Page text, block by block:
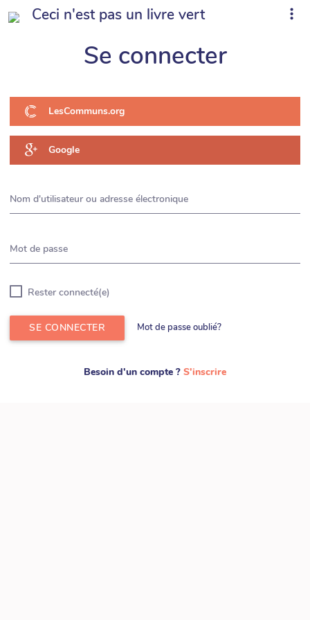
Ceci n'est pas un livre vert
Se connecter
LesCommuns.org
Google
Nom d'utilisateur ou adresse électronique
Mot de passe
Rester connecté(e)
SE CONNECTER Mot de passe oublié?
Besoin d'un compte ? S'inscrire